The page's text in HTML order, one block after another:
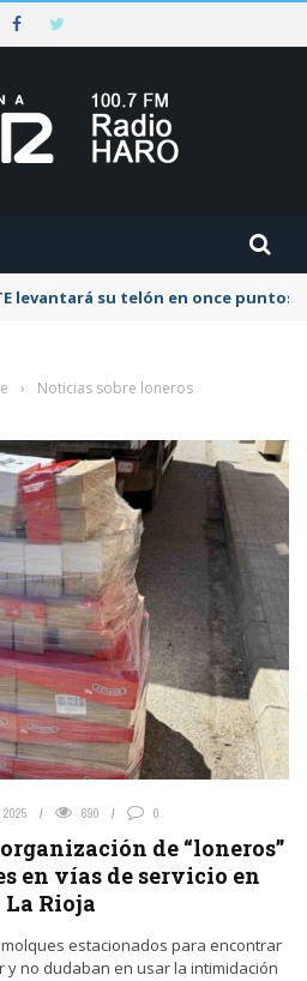
levantará su telón en once puntos
› Noticias sobre loneros
690 0
de “loneros”
en vías de servicio en
Rioja
estacionados para encontrar
no dudaban en usar la intimidación